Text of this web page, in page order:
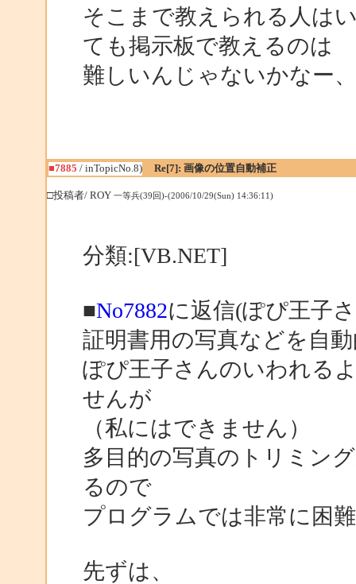
そこまで教えられる人は
ても掲示板で教えるのは
難しいんじゃないかなー
■7885 / inTopicNo.8) Re[7]: 画像の位置自動補正
□投稿者/ ROY 一等兵(39回)-(2006/10/29(Sun) 14:36:11)
分類:[VB.NET]
■No7882に返信(ぽぴ王子
証明書用の写真などを自
ぽぴ王子さんのいわれる
せんが
（私にはできません）
多目的の写真のトリミン
るので
プログラムでは非常に困
先ずは、